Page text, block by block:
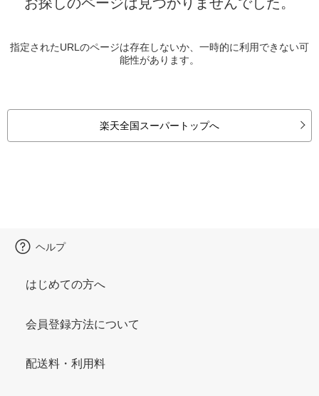
指定されたURLのページは存在しないか、一時的に利用できない可
能性があります。
楽天全国スーパートップへ
ヘルプ
はじめての方へ
会員登録方法について
配送料・利用料